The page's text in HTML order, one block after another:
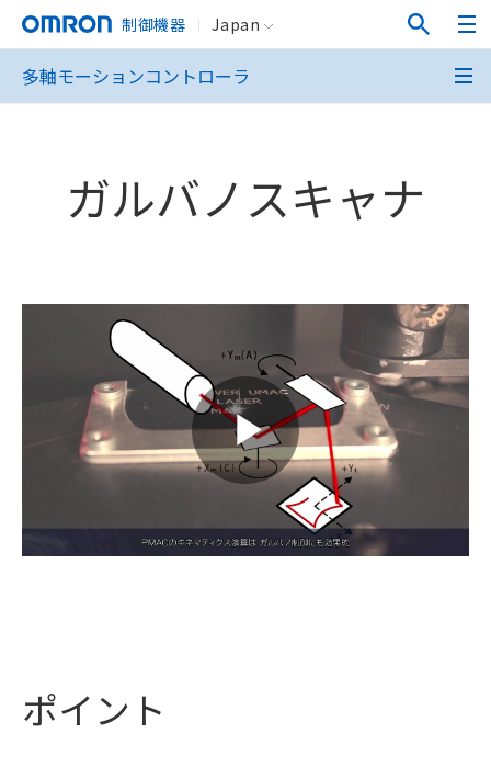
制御機器 Japan
多軸モーションコントローラ
ガルバノスキャナ
ポイント